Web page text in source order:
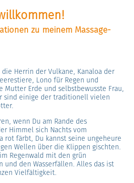
zu meinem Massage-
Herrin der Vulkane, Kanaloa der
Lono für Regen und
Mutter Erde und selbstbewusste Frau,
sind einige der traditionell vielen
wenn Du am Rande des
Himmel sich Nachts vom
rot färbt, Du kannst seine ungeheure
Wellen über die Klippen gischten.
Regenwald mit den grün
und den Wasserfällen. Alles das ist
Vielfältigkeit.